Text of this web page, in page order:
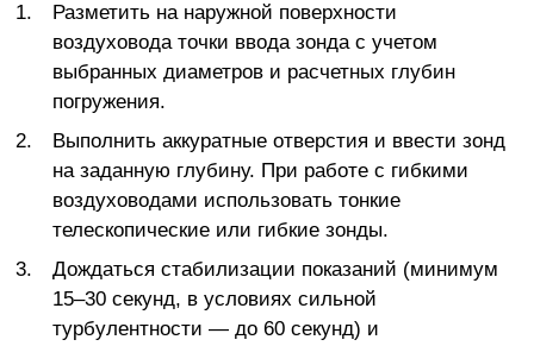
Разметить на наружной поверхности
воздуховода точки ввода зонда с учетом
выбранных диаметров и расчетных глубин
погружения.
Выполнить аккуратные отверстия и ввести зонд
на заданную глубину. При работе с гибкими
воздуховодами использовать тонкие
телескопические или гибкие зонды.
Дождаться стабилизации показаний (минимум
15–30 секунд, в условиях сильной
турбулентности — до 60 секунд) и